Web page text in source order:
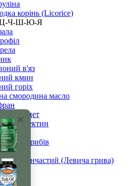
корінь (Licorice)
Ч-Ш-Ю-Я
в'яз
кмин
горіх
смородина масло
оцет
пектин
грибів
гребінчастий (Левича грива)
(Chaga)